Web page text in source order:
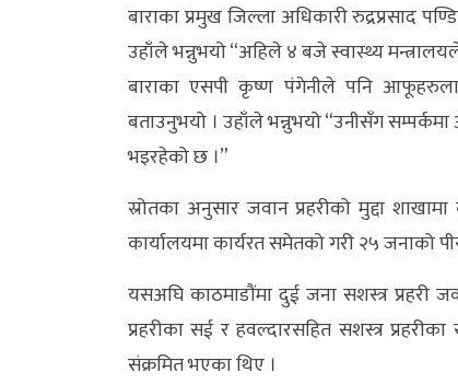
बाराका प्रमुख जिल्ला अधिकारी रुद्रप्रसाद
उहाँले भन्नुभयो “अहिले ४ बजे स्वास्थ्य
बाराका एसपी कृष्ण पंगेनीले पनि
बताउनुभयो । उहाँले भन्नुभयो “उनीसँग
भइरहेको छ ।”
स्रोतका अनुसार जवान प्रहरीको मुद्दा
कार्यालयमा कार्यरत समेतको गरी २५ जनाको
यसअघि काठमाडौंमा दुई जना सशस्त्र प्रहरी
प्रहरीका सई र हवल्दारसहित सशस्त्र
संक्रमित भएका थिए ।